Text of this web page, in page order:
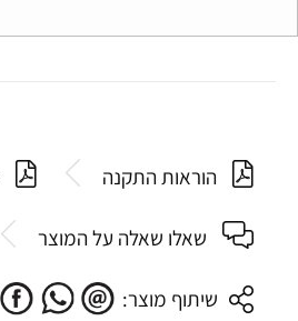
הוראות התקנה
שאלו שאלה על המוצר
שיתוף מוצר: